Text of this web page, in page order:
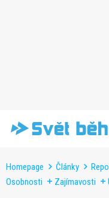
Homepage Články
Osobnosti
Zajímavosti